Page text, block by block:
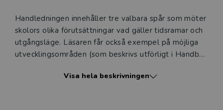
Handledningen innehåller tre valbara spår som möter
skolors olika förutsättningar vad gäller tidsramar och
utgångsläge. Läsaren får också exempel på möjliga
utvecklingsområden (som beskrivs utförligt i Handbok
alltid styras av den egna verksamhetens prioriteringar
Visa hela beskrivningen